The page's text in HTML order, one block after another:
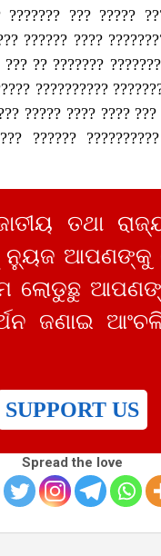
??? ?????
?????? ????
?? ???????
??????????
????? ???? ????
??????
ତଥା
ଆପଣଙ୍କୁ
ଲୋଡୁଛୁ
ଜଣାଇ
SUPPORT US
Spread the love